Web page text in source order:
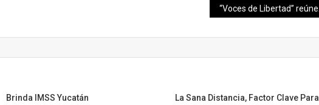
Brinda IMSS Yucatán La Sana Distancia, Factor Clave Para